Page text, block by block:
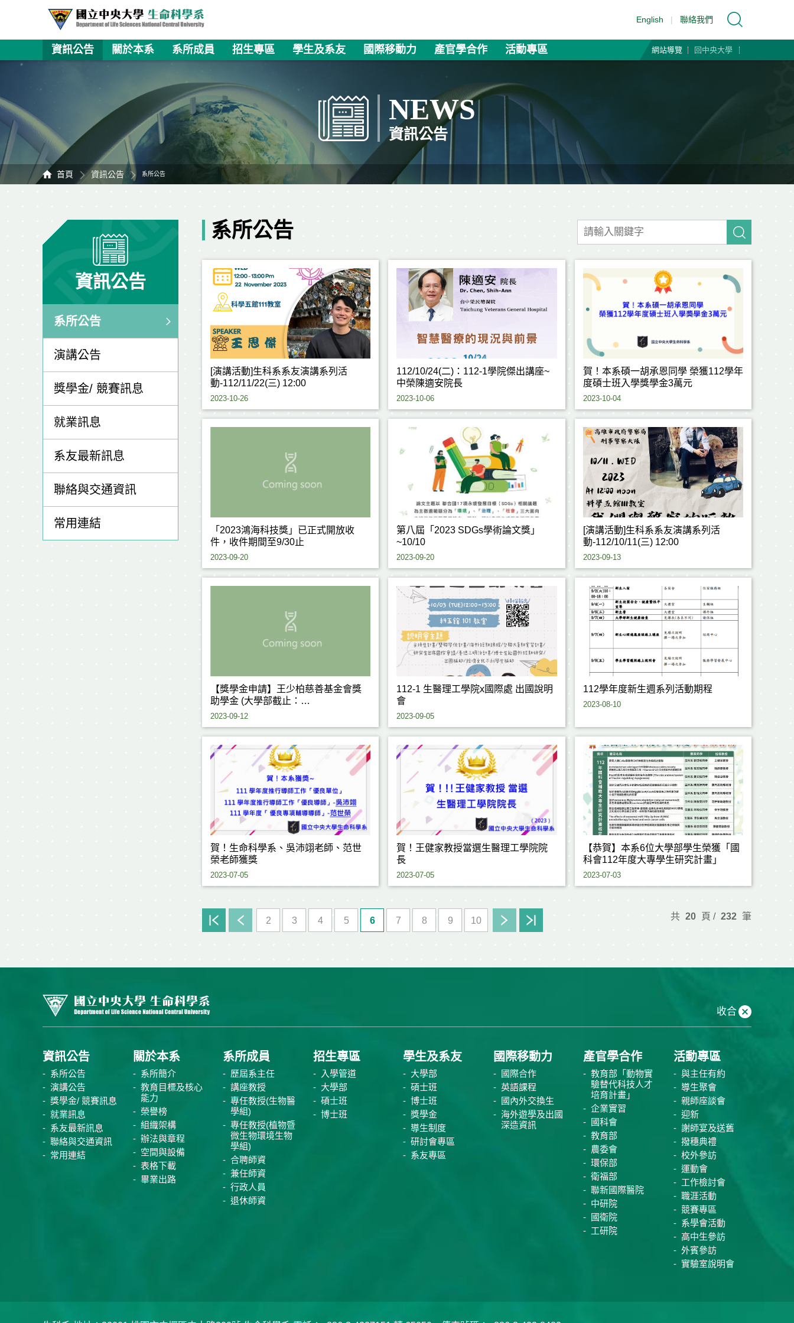
English | 聯絡我們
資訊公告 關於本系 系所成員 招生專區 學生及系友 國際移動力 產官學合作 活動專區 網站導覽 回中央大學
NEWS
資訊公告
首頁 資訊公告 系所公告
資訊公告
系所公告
演講公告
獎學金/ 競賽訊息
就業訊息
系友最新訊息
聯絡與交通資訊
常用連結
系所公告
[演講活動]生科系系友演講系列活
動-112/11/22(三) 12:00
2023-10-26
112/10/24(二)：112-1學院傑出講座~
中榮陳適安院長
2023-10-06
賀！本系碩一胡承恩同學 榮獲112學年
度碩士班入學獎學金3萬元
2023-10-04
「2023鴻海科技獎」已正式開放收
件，收件期間至9/30止
2023-09-20
第八屆「2023 SDGs學術論文獎」
~10/10
2023-09-20
[演講活動]生科系系友演講系列活
動-112/10/11(三) 12:00
2023-09-13
【獎學金申請】王少柏慈善基金會獎
助學金 (大學部截止：
112/9/15(五)12:00前)
2023-09-12
112-1 生醫理工學院x國際處 出國說明
會
2023-09-05
112學年度新生週系列活動期程
2023-08-10
賀！生命科學系、吳沛翊老師、范世
榮老師獲獎
2023-07-05
賀！王健家教授當選生醫理工學院院
長
2023-07-05
【恭賀】本系6位大學部學生榮獲「國
科會112年度大專學生研究計畫」
2023-07-03
2 3 4 5 6 7 8 9 10 共 20 頁 / 232 筆
收合
資訊公告
系所公告
演講公告
獎學金/ 競賽訊息
就業訊息
系友最新訊息
聯絡與交通資訊
常用連結
關於本系
系所簡介
教育目標及核心
能力
榮譽榜
組織架構
辦法與章程
空間與設備
表格下載
畢業出路
系所成員
歷屆系主任
講座教授
專任教授(生物醫
學組)
專任教授(植物暨
微生物環境生物
學組)
合聘師資
兼任師資
行政人員
退休師資
招生專區
入學管道
大學部
碩士班
博士班
學生及系友
大學部
碩士班
博士班
獎學金
導生制度
研討會專區
系友專區
國際移動力
國際合作
英語課程
國內外交換生
海外遊學及出國
深造資訊
產官學合作
教育部「動物實
驗替代科技人才
培育計畫」
企業實習
國科會
教育部
農委會
環保部
衛福部
聯新國際醫院
中研院
國衛院
工研院
活動專區
與主任有約
導生聚會
親師座談會
迎新
謝師宴及送舊
撥穗典禮
校外參訪
運動會
工作檢討會
職涯活動
競賽專區
系學會活動
高中生參訪
外賓參訪
實驗室說明會